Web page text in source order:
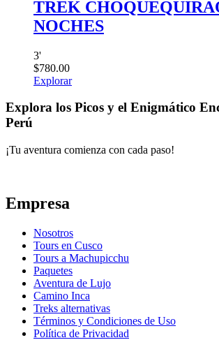
TREK
NOCHES
3'
$780.00
Explorar
Explora los Picos y el Enigmático
Perú
¡Tu aventura comienza con cada paso!
Empresa
Nosotros
Tours en Cusco
Tours a Machupicchu
Paquetes
Aventura de Lujo
Camino Inca
Treks alternativas
Términos y Condiciones de Uso
Política de Privacidad